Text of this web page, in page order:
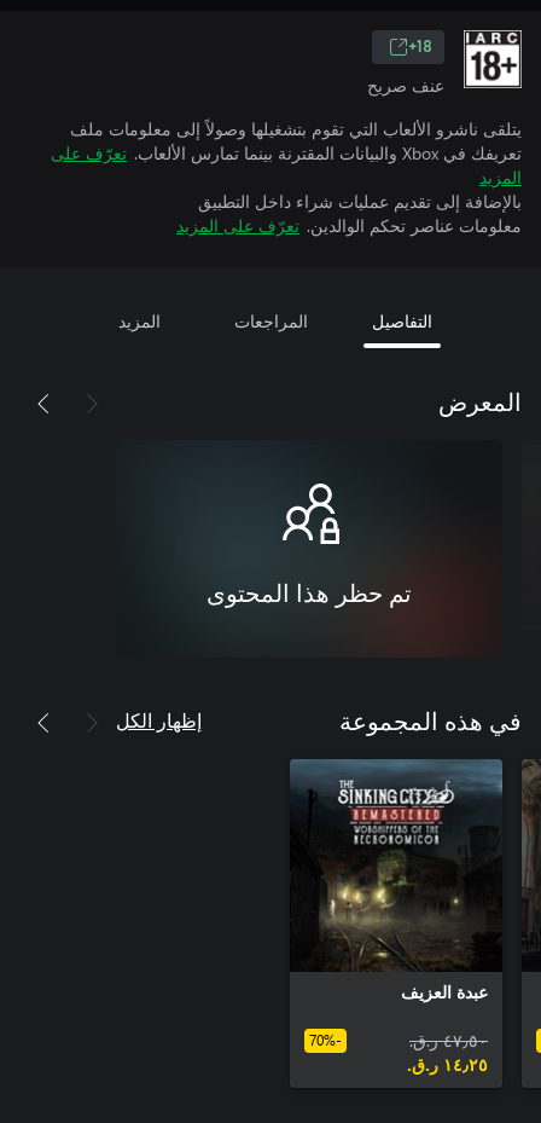
18+
عنف صريح
يتلقى ناشرو الألعاب التي تقوم بتشغيلها وصولاً إلى معلومات ملف
تعريفك في Xbox والبيانات المقترنة بينما تمارس الألعاب.
تعرّف على
المزيد
بالإضافة إلى تقديم عمليات شراء داخل التطبيق
معلومات عناصر تحكم الوالدين. تعرّف على المزيد
التفاصيل المراجعات المزيد
المعرض
تم حظر هذا المحتوى
في هذه المجموعة إظهار الكل
عبدة العزيف
٤٧٫٥٠ ر.ق.‏
١٤٫٢٥ ر.ق.‏
-70%